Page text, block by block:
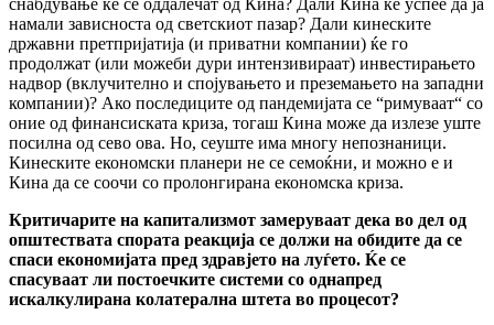
намали зависноста од светскиот пазар? Дали кинеските
државни претпријатија (и приватни компании) ќе го
продолжат (или можеби дури интензивираат) инвестирањето
надвор (вклучително и спојувањето и преземањето на западни
компании)? Ако последиците од пандемијата се “римуваат“ со
оние од финансиската криза, тогаш Кина може да излезе уште
посилна од сево ова. Но, сеуште има многу непознаници.
Кинеските економски планери не се семоќни, и можно е и
Кина да се соочи со пролонгирана економска криза.
Критичарите на капитализмот замеруваат дека во дел од
општествата спората реакција се должи на обидите да се
спаси економијата пред здравјето на луѓето. Ќе се
спасуваат ли постоечките системи со однапред
искалкулирана колатерална штета во процесот?